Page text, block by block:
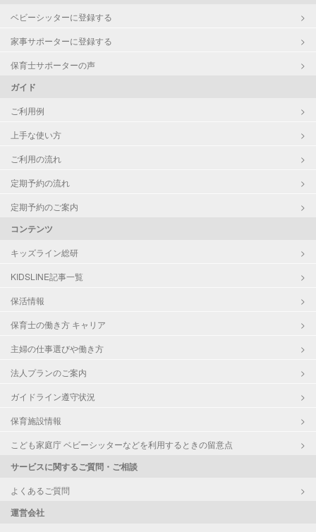
ベビーシッターに登録する
家事サポーターに登録する
保育士サポーターの声
ガイド
ご利用例
上手な使い方
ご利用の流れ
定期予約の流れ
定期予約のご案内
コンテンツ
キッズライン総研
KIDSLINE記事一覧
保活情報
保育士の働き方 キャリア
主婦の仕事選びや働き方
法人プランのご案内
ガイドライン遵守状況
保育施設情報
こども家庭庁 ベビーシッターなどを利用するときの留意点
サービスに関するご質問・ご相談
よくあるご質問
運営会社